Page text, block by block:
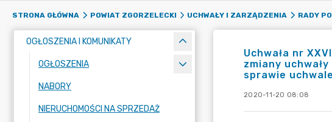
STRONA GŁÓWNA POWIAT ZGORZELECKI UCHWAŁY I ZARZĄDZENIA RADY
OGŁOSZENIA I KOMUNIKATY
OGŁOSZENIA
NABORY
NIERUCHOMOŚCI NA SPRZEDAŻ
Uchwała nr
zmiany
sprawie
2020-11-20 08:08